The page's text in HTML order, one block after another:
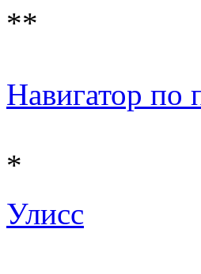
**
Навигатор
*
Улисс